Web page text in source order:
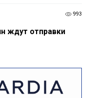
993
ждут отправки